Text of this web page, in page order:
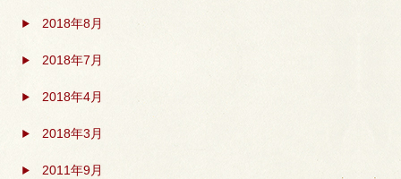
2018年8月
2018年7月
2018年4月
2018年3月
2011年9月